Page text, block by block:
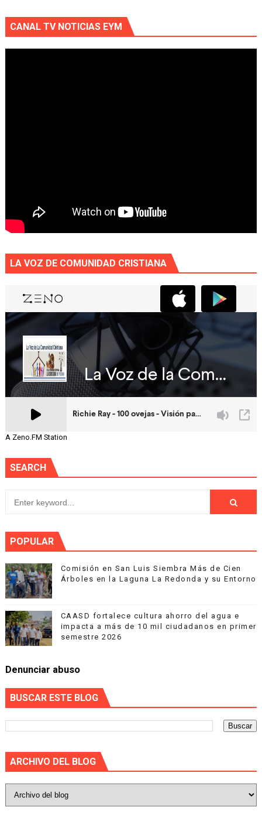
CANAL TV NOTICIAS EYM
LA VOZ DE COMUNIDAD CRISTIANA
A Zeno.FM Station
SEARCH
POPULAR
Comisión en San Luis Siembra Más de Cien
Árboles en la Laguna La Redonda y su Entorno
CAASD fortalece cultura ahorro del agua e
impacta a más de 10 mil ciudadanos en primer
semestre 2026
Denunciar abuso
BUSCAR ESTE BLOG
ARCHIVO DEL BLOG